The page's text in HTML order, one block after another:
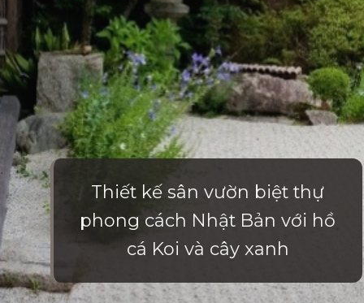
Thiết kế sân vườn biệt thự
phong cách Nhật Bản với hồ
cá Koi và cây xanh